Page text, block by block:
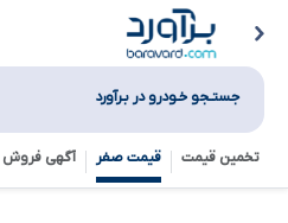
جستـجو خـودرو در بـرآورد
تخمین قیمت قیمت صفر آگهی فروش